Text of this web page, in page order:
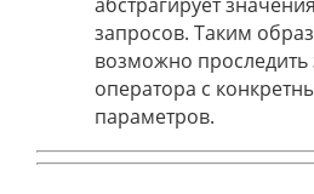
запросов. Таким
возможно проследить
оператора с
параметров.